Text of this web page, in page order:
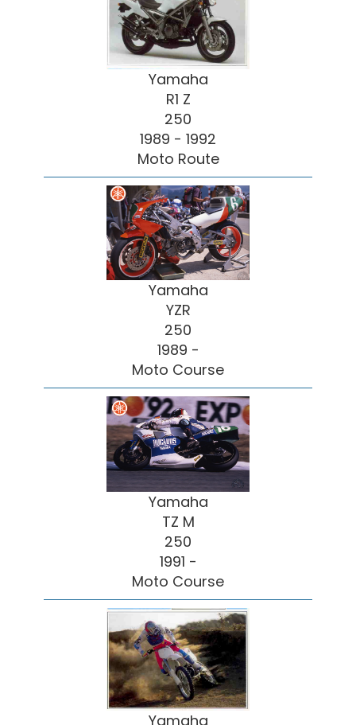
Yamaha
R1 Z
250
1989 - 1992
Moto Route
Yamaha
YZR
250
1989 -
Moto Course
Yamaha
TZ M
250
1991 -
Moto Course
Yamaha